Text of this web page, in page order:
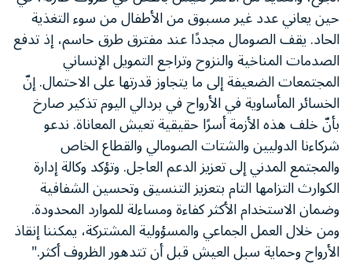
حين يعاني عدد غير مسبوق من الأطفال من سوء التغذية
الحاد. يقف الصومال مجددًا عند مفترق طرق حاسم، إذ تدفع
الصدمات المناخية والنزوح وتراجع التمويل الإنساني
المجتمعات الضعيفة إلى ما يتجاوز قدرتها على الاحتمال. إنّ
الخسائر المأساوية في الأرواح في بردالي اليوم تذكير صارخ
بأنّ خلف هذه الأزمة أسرًا حقيقية تعيش المعاناة. ندعو
شركاءنا الدوليين والشتات الصومالي والقطاع الخاص
والمجتمع المدني إلى تعزيز الدعم العاجل. وتؤكد وكالة إدارة
الكوارث التزامها التام بتعزيز التنسيق وتحسين الشفافية
وضمان الاستخدام الأكثر كفاءة ومساءلة للموارد المحدودة.
ومن خلال العمل الجماعي والمسؤولية المشتركة، يمكننا إنقاذ
الأرواح وحماية سبل العيش قبل أن تتدهور الظروف أكثر."